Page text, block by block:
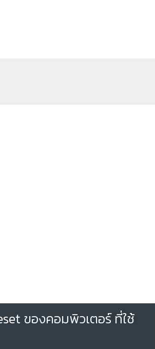
ของคอมพิวเตอร์ ที่ใช้